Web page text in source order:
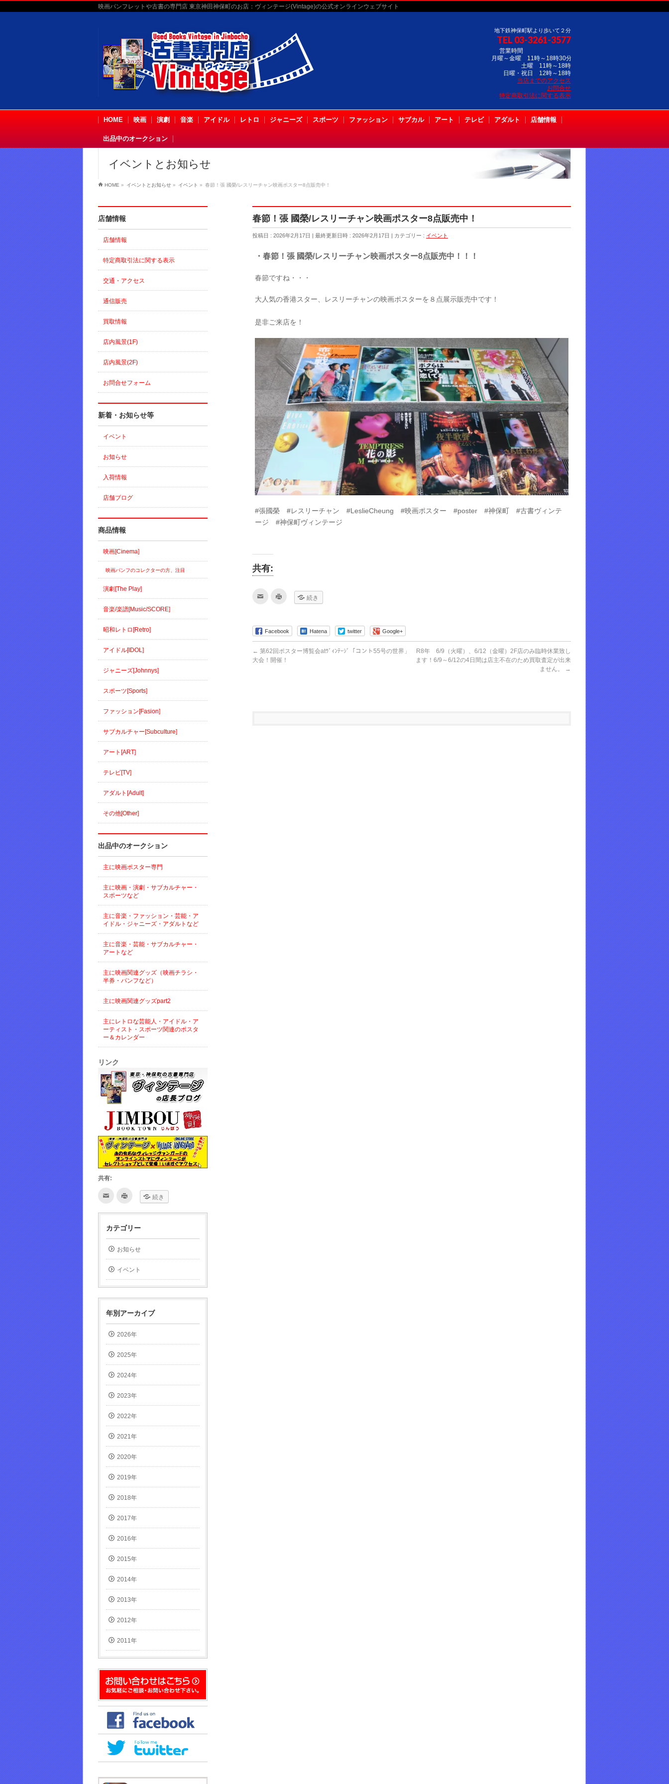
映画パンフレットや古書の専門店 東京神田神保町のお店：ヴィンテージ(Vintage)の公式オンラインウェブサイト
地下鉄神保町駅より歩いて２分
TEL 03-3261-3577
営業時間
月曜～金曜 11時～18時30分
土曜 11時～18時
日曜・祝日 12時～18時
当店までのアクセス
お問合せ
特定商取引法に関する表示
HOME 映画 演劇 音楽 アイドル レトロ ジャニーズ スポーツ ファッション サブカル アート テレビ アダルト 店舗情報
出品中のオークション
イベントとお知らせ
HOME » イベントとお知らせ » イベント » 春節！張 國榮/レスリーチャン映画ポスター8点販売中！
春節！張 國榮/レスリーチャン映画ポスター8点販売中！
投稿日 : 2026年2月17日 最終更新日時 : 2026年2月17日 カテゴリー : イベント
・春節！張 國榮/レスリーチャン映画ポスター8点販売中！ ！ ！
春節ですね・・・
大人気の香港スター、レスリーチャンの映画ポスターを８点展示販売中です！
是非ご来店を！
#張國榮 #レスリーチャン #LeslieCheung #映画ポスター #poster #神保町 #古書ヴィンテ
ージ #神保町ヴィンテージ
共有:
て
友
達
へ
メ
ー
ル
て
印
刷
(新
し
い
ウ
続き
Facebook Hatena twitter Google+
← 第62回ポスター博覧会atｳﾞｨﾝﾃｰｼﾞ「コント55号の世界」
大会！開催！
R8年 6/9（火曜）、6/12（金曜）2F店のみ臨時休業致し
ます！6/9～6/12の4日間は店主不在のため買取査定が出来
ません。
→
店舗情報
店舗情報
特定商取引法に関する表示
交通・アクセス
通信販売
買取情報
店内風景(1F)
店内風景(2F)
お問合せフォーム
新着・お知らせ等
イベント
お知らせ
入荷情報
店舗ブログ
商品情報
映画[Cinema]
映画パンフのコレクターの方、注目
演劇[The Play]
音楽/楽譜[Music/SCORE]
昭和レトロ[Retro]
アイドル[IDOL]
ジャニーズ[Johnnys]
スポーツ[Sports]
ファッション[Fasion]
サブカルチャー[Subculture]
アート[ART]
テレビ[TV]
アダルト[Adult]
その他[Other]
出品中のオークション
主に映画ポスター専門
主に映画・演劇・サブカルチャー・
スポーツなど
主に音楽・ファッション・芸能・ア
イドル・ジャニーズ・アダルトなど
主に音楽・芸能・サブカルチャー・
アートなど
主に映画関連グッズ（映画チラシ・
半券・パンフなど）
主に映画関連グッズpart2
主にレトロな芸能人・アイドル・ア
ーティスト・スポーツ関連のポスタ
ー＆カレンダー
リンク
共有:
ク
て
友
メ
ー
ル
で
送
信
し
い
ィ
ン
ウ
で
開
き
ま
す)
ク
て
印
し
い
ウ
ィ
ン
ド
で
開
す)
続き
カテゴリー
お知らせ
イベント
年別アーカイブ
2026年
2025年
2024年
2023年
2022年
2021年
2020年
2019年
2018年
2017年
2016年
2015年
2014年
2013年
2012年
2011年